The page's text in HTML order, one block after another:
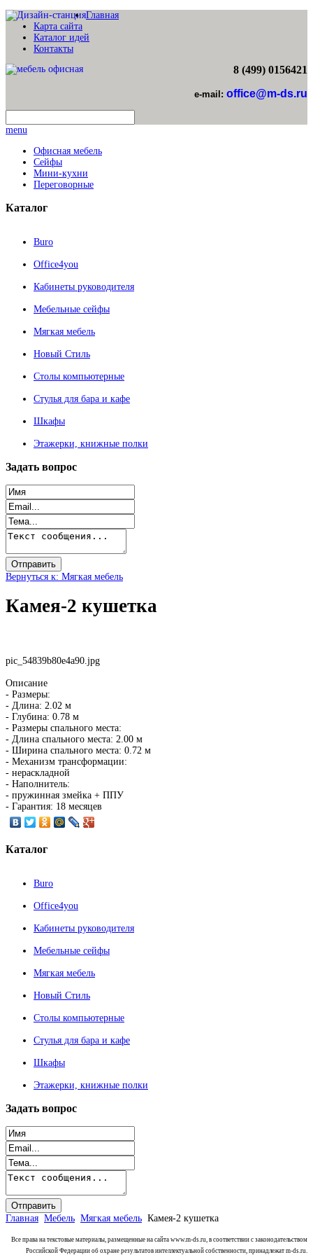
Главная
Карта сайта
Каталог идей
Контакты
8 (499) 0156421
e-mail: office@m-ds.ru
menu
Офисная мебель
Сейфы
Мини-кухни
Переговорные
Каталог
Buro
Office4you
Кабинеты руководителя
Мебельные сейфы
Мягкая мебель
Новый Стиль
Столы компьютерные
Стулья для бара и кафе
Шкафы
Этажерки, книжные полки
Задать вопрос
Вернуться к: Мягкая мебель
Камея-2 кушетка
pic_54839b80e4a90.jpg
Описание
- Размеры:
- Длина: 2.02 м
- Глубина: 0.78 м
- Размеры спального места:
- Длина спального места: 2.00 м
- Ширина спального места: 0.72 м
- Механизм трансформации:
- нераскладной
- Наполнитель:
- пружинная змейка + ППУ
- Гарантия: 18 месяцев
Каталог
Buro
Office4you
Кабинеты руководителя
Мебельные сейфы
Мягкая мебель
Новый Стиль
Столы компьютерные
Стулья для бара и кафе
Шкафы
Этажерки, книжные полки
Задать вопрос
Главная Мебель Мягкая мебель Камея-2 кушетка
Все права на текстовые материалы, размещенные на сайта www.m-ds.ru, в соответствии с законодательством
Российской Федерации об охране результатов интеллектуальной собственности, принадлежат m-ds.ru.